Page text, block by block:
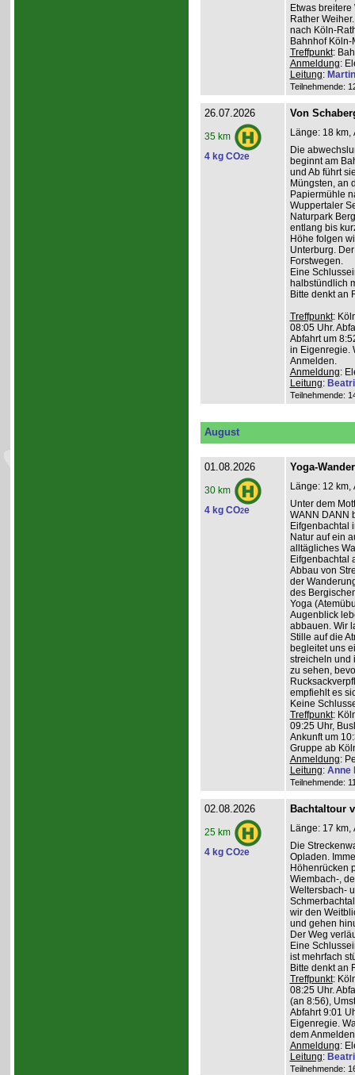
Etwas
Rather
nach Köln-
Bahnhof
Treffpunkt:
Anmeldung:
Leitung:
Teilnehmende:
26.07.2026
35 km
4 kg CO2e
Von
Länge: 18 km,
Die
beginnt am
und Ab führt
Müngsten, an
Papiermühle
Wuppertaler
Naturpark
entlang bis
Höhe folgen
Unterburg.
Forstwegen.
Eine
halbstündlich
Bitte denkt an
Treffpunkt:
08:05 Uhr.
Abfahrt um
in Eigenregie.
Anmelden.
Anmeldung:
Leitung:
Teilnehmende:
August
01.08.2026
30 km
4 kg CO2e
Yoga-
Länge: 12 km,
Unter dem
WANN DANN
Eifgenbachtal
Natur auf ein
alltägliches
Eifgenbachtal
Abbau von
der
des
Yoga
Augenblick
abbauen. Wir
Stille auf die
begleitet uns
streicheln und
zu sehen,
empfiehlt es
Keine
Treffpunkt:
09:25 Uhr,
Ankunft um
Gruppe ab
Anmeldung:
Leitung: Anne
Teilnehmende:
02.08.2026
25 km
4 kg CO2e
Bachtaltour
Länge: 17 km,
Die
Opladen.
Höhenrücken
Wiembach-,
Weltersbach-
wir den
und gehen
Der Weg
Eine
ist mehrfach
Bitte denkt an
Treffpunkt:
08:25 Uhr.
(an 8:56),
Abfahrt 9:01
Eigenregie.
dem Anmelden
Anmeldung:
Leitung:
Teilnehmende: